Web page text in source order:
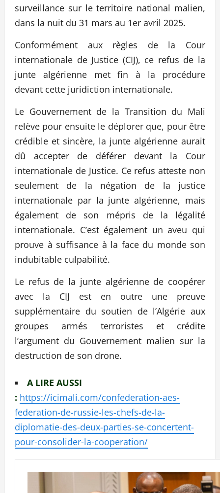
surveillance sur le territoire national malien,
dans la nuit du 31 mars au 1er avril 2025.
Conformément aux règles de la Cour
internationale de Justice (CIJ), ce refus de la
junte algérienne met fin à la procédure
devant cette juridiction internationale.
Le Gouvernement de la Transition du Mali
relève pour ensuite le déplorer que, pour être
crédible et sincère, la junte algérienne aurait
dû accepter de déférer devant la Cour
internationale de Justice. Ce refus atteste non
seulement de la négation de la justice
internationale par la junte algérienne, mais
également de son mépris de la légalité
internationale. C’est également un aveu qui
prouve à suffisance à la face du monde son
indubitable culpabilité.
Le refus de la junte algérienne de coopérer
avec la CIJ est en outre une preuve
supplémentaire du soutien de l’Algérie aux
groupes armés terroristes et crédite
l’argument du Gouvernement malien sur la
destruction de son drone.
A LIRE AUSSI
: https://icimali.com/confederation-aes-
federation-de-russie-les-chefs-de-la-
diplomatie-des-deux-parties-se-concertent-
pour-consolider-la-cooperation/